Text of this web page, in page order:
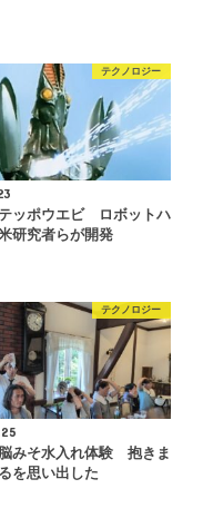
テクノロジー
ッポウエビ ロボットハ
研究者らが開発
テクノロジー
みそ水入れ体験 抱きま
を思い出した